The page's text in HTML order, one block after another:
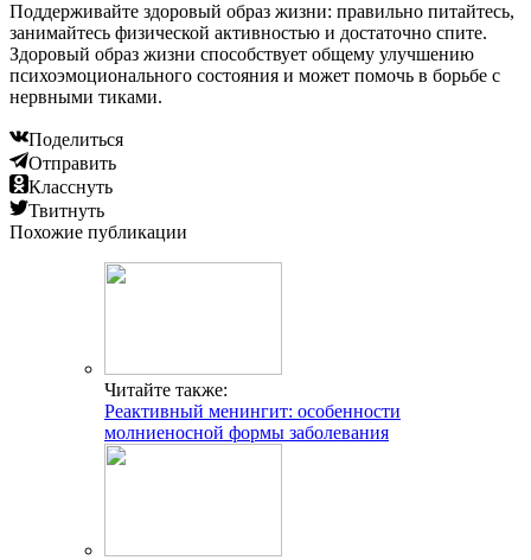
Поддерживайте здоровый образ жизни: правильно питайтесь,
занимайтесь физической активностью и достаточно спите.
Здоровый образ жизни способствует общему улучшению
психоэмоционального состояния и может помочь в борьбе с
нервными тиками.
Поделиться
Отправить
Класснуть
Твитнуть
Похожие публикации
Читайте также:
Реактивный менингит: особенности
молниеносной формы заболевания